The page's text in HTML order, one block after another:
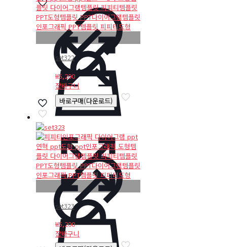
set322
₩5,200
장바구니
바로구매(다운로드)
set323
₩5,200
장바구니